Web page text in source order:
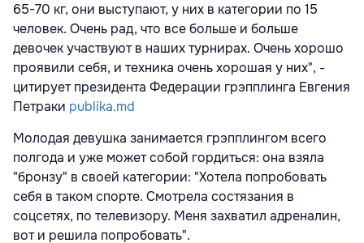
65-70 кг, они выступают, у них в категории по 15
человек. Очень рад, что все больше и больше
девочек участвуют в наших турнирах. Очень хорошо
проявили себя, и техника очень хорошая у них", -
цитирует президента Федерации грэпплинга Евгения
Петраки publika.md
Молодая девушка занимается грэпплингом всего
полгода и уже может собой гордиться: она взяла
"бронзу" в своей категории: "Хотела попробовать
себя в таком спорте. Смотрела состязания в
соцсетях, по телевизору. Меня захватил адреналин,
вот и решила попробовать".